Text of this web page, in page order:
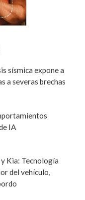
sísmica expone a
a severas brechas
IA
Kia: Tecnología
del vehículo,